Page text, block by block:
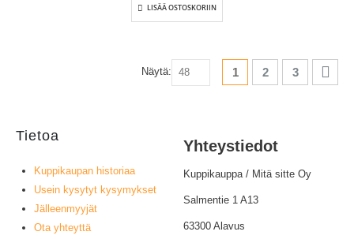
LISÄÄ OSTOSKORIIN
Näytä: 1 2 3
Tietoa
Kuppikaupan historiaa
Usein kysytyt kysymykset
Jälleenmyyjät
Ota yhteyttä
Yhteystiedot
Kuppikauppa / Mitä sitte Oy
Salmentie 1 A13
63300 Alavus